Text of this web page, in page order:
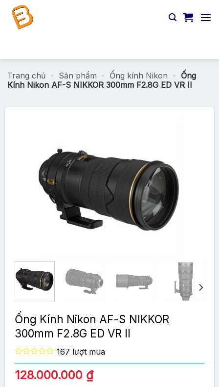
Chuyển
đến
Trang chủ - Sản phẩm - Ống kính Nikon - Ống
Kính Nikon AF-S NIKKOR 300mm F2.8G ED VR II
Ống Kính Nikon AF-S NIKKOR
300mm F2.8G ED VR II
0
out
of
167 lượt mua
128.000.000 ₫